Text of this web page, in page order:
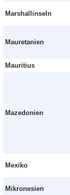
Marshallinseln
Mauretanien
Mauritius
Mazedonien
Mexiko
Mikronesien